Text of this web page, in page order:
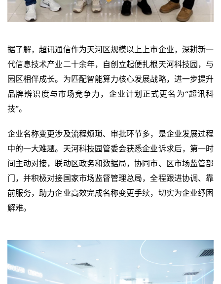
据了解，超讯通信作为天河区规模以上上市企业，深耕新一
代信息技术产业二十余年，自创立起便扎根天河科技园，与
园区相伴成长。为匹配智能算力核心发展战略，进一步提升
品牌辨识度与市场竞争力，企业计划正式更名为“超讯科
技”。
企业名称变更涉及流程烦琐、审批环节多，是企业发展过程
中的一大难题。天河科技园管委会获悉企业诉求后，第一时
间主动对接，联动区政务和数据局，协同市、区市场监管部
门，并积极对接国家市场监督管理总局，全程跟进协调、靠
前服务，助力企业高效完成名称变更手续，切实为企业纾困
解难。